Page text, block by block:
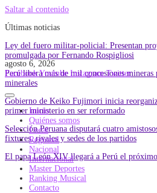
Saltar al contenido
Últimas noticias
Ley del fuero militar-policial: Presentan
promulgada por Fernando Rospigliosi
Perú libera más de mil concesiones
minerales
Gobierno de Keiko Fujimori inicia
primer ministerio en ser reformado
Selección Peruana disputará cuatro
fixtures, rivales y sedes de los partidos
El papa León XIV llegará a Perú el
agosto 6, 2026
Facebook Youtube Instagram Twitter
Inicio
Quiénes somos
Local
Regional
Nacional
Internacional
Master Deportes
Ranking Musical
Contacto